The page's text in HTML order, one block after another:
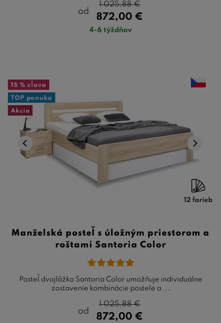
od
872,00 €
1 025,88€
4-6 týždňov
15 % zľava
TOP ponuka
Akcia
12 farieb
Manželská posteľ s úložným priestorom a
roštami Santoria Color
Posteľ dvojlôžko Santoria Color umožňuje individuálne
zostavenie kombinácie postele a ...
od
872,00 €
1 025,88€